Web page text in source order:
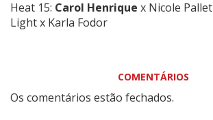
Heat 15: Carol Henrique x Nicole Pallet
Lightx Karla Fodor
COMENTÁRIOS
Os comentários estão fechados.